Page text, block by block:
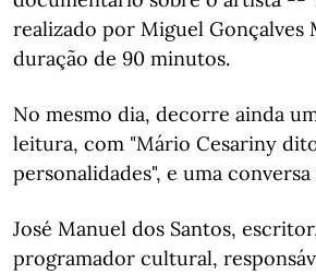
realizado por Miguel Gonçalves
duração de 90 minutos.
No mesmo dia, decorre ainda
leitura, com "Mário Cesariny
personalidades", e uma
José Manuel dos Santos,
programador cultural,